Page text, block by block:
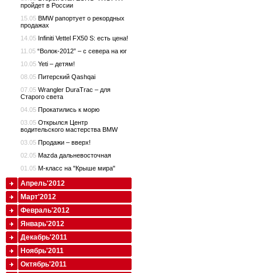
пройдет в России
15.05 BMW рапортует о рекордных
продажах
14.05 Infiniti Vettel FX50 S: есть цена!
11.05 “Волок-2012” – с севера на юг
10.05 Yeti – детям!
08.05 Питерский Qashqai
07.05 Wrangler DuraTrac – для
Старого света
04.05 Прокатились к морю
03.05 Открылся Центр
водительского мастерства BMW
03.05 Продажи – вверх!
02.05 Mazda дальневосточная
01.05 М-класс на "Крыше мира"
Апрель'2012
Март'2012
Февраль'2012
Январь'2012
Декабрь'2011
Ноябрь'2011
Октябрь'2011